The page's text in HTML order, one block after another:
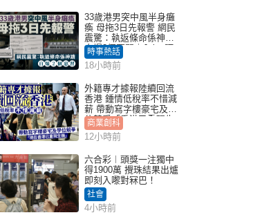
33歲港男突中風半身癱
瘓 母拖3日先報警 網民
震驚：執返條命係神蹟
自爆2個惡習｜Juicy叮
時事熱話
18小時前
外籍專才據報陸續回流
香港 鍾情低稅率不惜減
薪 帶動寫字樓豪宅及學
位競爭「香港已重現生
機」
商業創科
12小時前
六合彩︱頭獎一注獨中
得1900萬 攪珠結果出爐
即刻入嚟對冧巴！
社會
4小時前